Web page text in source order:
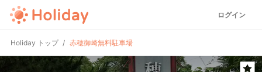
ログイン
Holiday トップ 赤穂御崎無料駐車場